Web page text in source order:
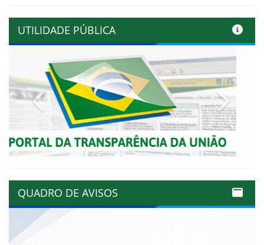
UTILIDADE PÚBLICA
Previous
QUADRO DE AVISOS